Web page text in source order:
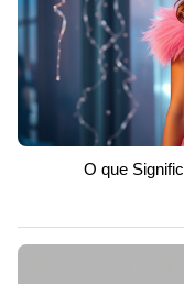
O que